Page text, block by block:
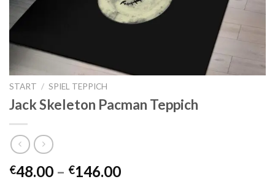
START / SPIEL TEPPICH
Jack Skeleton Pacman Teppich
€48.00 – €146.00Preisspanne: